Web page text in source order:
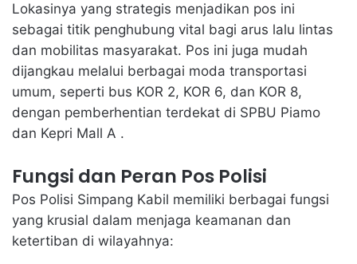
Lokasinya yang strategis menjadikan pos ini
sebagai titik penghubung vital bagi arus lalu lintas
dan mobilitas masyarakat. Pos ini juga mudah
dijangkau melalui berbagai moda transportasi
umum, seperti bus KOR 2, KOR 6, dan KOR 8,
dengan pemberhentian terdekat di SPBU Piamo
dan Kepri Mall A .
Fungsi dan Peran Pos Polisi
Pos Polisi Simpang Kabil memiliki berbagai fungsi
yang krusial dalam menjaga keamanan dan
ketertiban di wilayahnya: